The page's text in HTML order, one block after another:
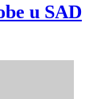
u SAD